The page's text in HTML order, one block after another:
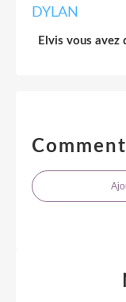
Elvis vous avez